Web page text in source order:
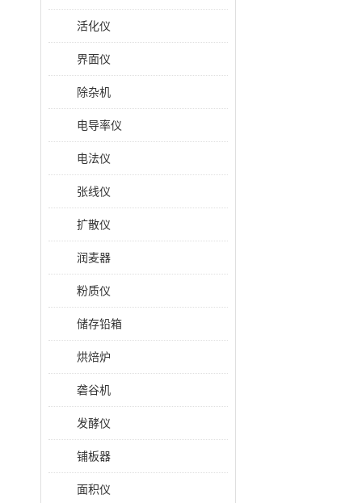
活化仪
界面仪
除杂机
电导率仪
电法仪
张线仪
扩散仪
润麦器
粉质仪
储存铅箱
烘焙炉
砻谷机
发酵仪
铺板器
面积仪